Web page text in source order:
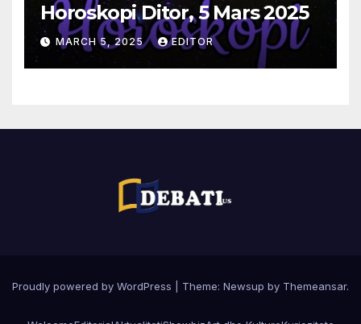
Horoskopi Ditor, 5 Mars 2025
MARCH 5, 2025 EDITOR
Proudly powered by WordPress Theme: Newsup by Themeansar.